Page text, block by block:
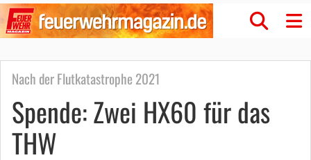
Nach der Flutkatastrophe 2021
Spende: Zwei HX60 für das
THW